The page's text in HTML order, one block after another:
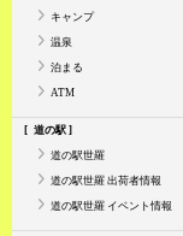
キャンプ
温泉
泊まる
ATM
道の駅
道の駅世羅
道の駅世羅 出荷者情報
道の駅世羅 イベント情報